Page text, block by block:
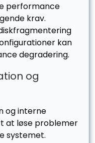
performance
krav.
kan
degradering.
og
og interne
at løse problemer
systemet.